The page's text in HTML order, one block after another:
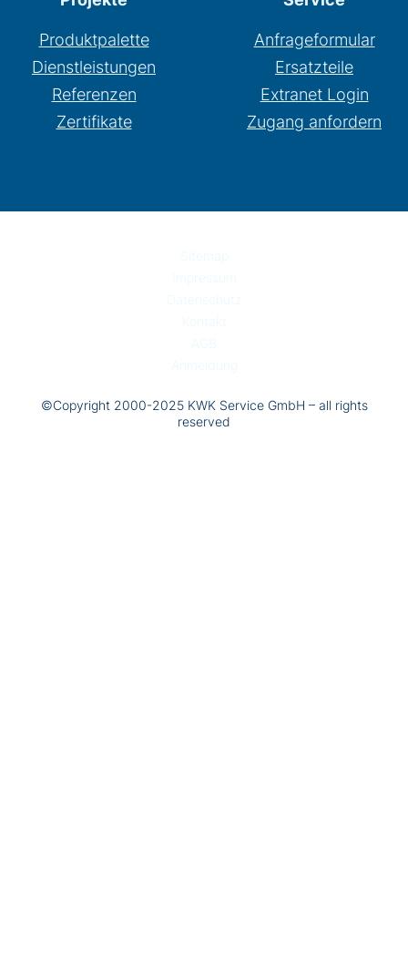
Produktpalette
Dienstleistungen
Referenzen
Zertifikate
Anfrageformular
Ersatzteile
Extranet Login
Zugang anfordern
©Copyright 2000-2025 KWK Service GmbH – all rights
reserved